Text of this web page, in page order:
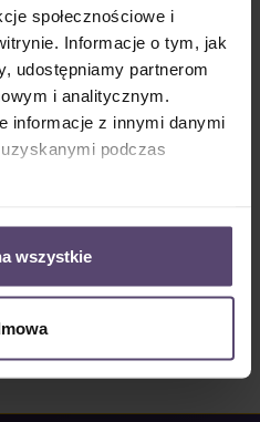
społecznościowe i
Informacje o tym, jak
udostępniamy partnerom
i analitycznym.
informacje z innymi danymi
podczas
wszystkie
produktu:MU_PC_3411_PGE
• 48% Odbicie • 4%
światła • półprzezr…